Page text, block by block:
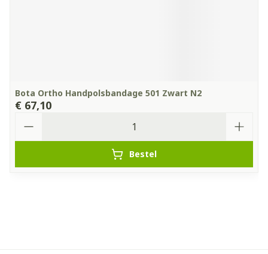
Bota Ortho Handpolsbandage 501 Zwart N2
€ 67,10
Bestel